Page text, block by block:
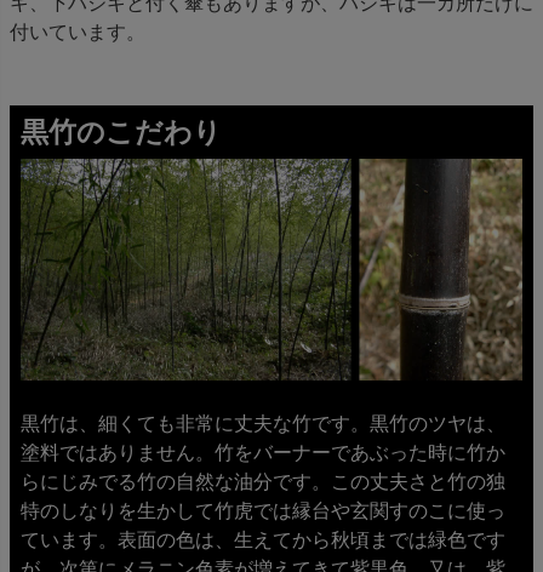
付いています。
黒竹のこだわり
黒竹は、細くても非常に丈夫な竹です。黒竹のツヤは、
塗料ではありません。竹をバーナーであぶった時に竹か
らにじみでる竹の自然な油分です。この丈夫さと竹の独
特のしなりを生かして竹虎では縁台や玄関すのこに使っ
ています。表面の色は、生えてから秋頃までは緑色です